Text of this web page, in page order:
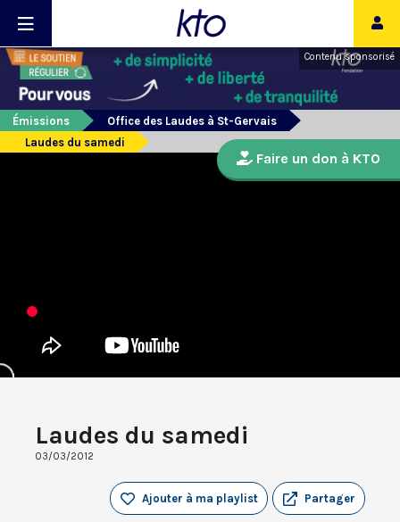
Contenu sponsorisé
Émissions
Office des Laudes à St-Gervais
Laudes du samedi
Laudes du samedi
03/03/2012
Partager
Ajouter à ma playlist
Faire un don à KTO